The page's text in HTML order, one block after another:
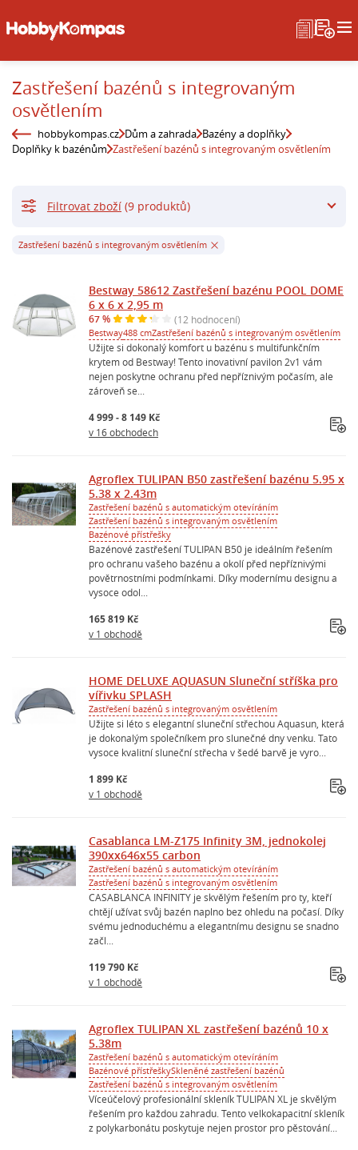
Zastřešení bazénů s integrovaným
osvětlením
hobbykompas.cz Dům a zahrada Bazény a doplňky
Doplňky k bazénům Zastřešení bazénů s integrovaným osvětlením
Bestway 58612 Zastřešení bazénu POOL DOME
6 x 6 x 2,95 m
67 % (12 hodnocení)
Bestway488 cmZastřešení bazénů s integrovaným osvětlením
Užijte si dokonalý komfort u bazénu s multifunkčním
krytem od Bestway! Tento inovativní pavilon 2v1 vám
nejen poskytne ochranu před nepříznivým počasím, ale
zároveň se...
4 999 - 8 149 Kč
v 16 obchodech
Agroflex TULIPAN B50 zastřešení bazénu 5.95 x
5.38 x 2.43m
Zastřešení bazénů s automatickým otevíráním
Zastřešení bazénů s integrovaným osvětlením
Bazénové přístřešky
Bazénové zastřešení TULIPAN B50 je ideálním řešením
pro ochranu vašeho bazénu a okolí před nepříznivými
povětrnostními podmínkami. Díky modernímu designu a
vysoce odol...
165 819 Kč
v 1 obchodě
HOME DELUXE AQUASUN Sluneční stříška pro
vířivku SPLASH
Zastřešení bazénů s integrovaným osvětlením
Užijte si léto s elegantní sluneční střechou Aquasun, která
je dokonalým společníkem pro slunečné dny venku. Tato
vysoce kvalitní sluneční střecha v šedé barvě je vyro...
1 899 Kč
v 1 obchodě
Casablanca LM-Z175 Infinity 3M, jednokolej
390xx646x55 carbon
Zastřešení bazénů s automatickým otevíráním
Zastřešení bazénů s integrovaným osvětlením
CASABLANCA INFINITY je skvělým řešením pro ty, kteří
chtějí užívat svůj bazén naplno bez ohledu na počasí. Díky
svému jednoduchému a elegantnímu designu se snadno
začl...
119 790 Kč
v 1 obchodě
Agroflex TULIPAN XL zastřešení bazénů 10 x
5.38m
Zastřešení bazénů s automatickým otevíráním
Bazénové přístřeškySkleněné zastřešení bazénů
Zastřešení bazénů s integrovaným osvětlením
Víceúčelový profesionální skleník TULIPAN XL je skvělým
řešením pro každou zahradu. Tento velkokapacitní skleník
z polykarbonátu poskytuje nejen prostor pro pěstování...
Filtrovat zboží (9 produktů)
Zastřešení bazénů s integrovaným osvětlením